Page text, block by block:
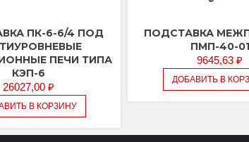
ПК-6-6/4 ПОД
ПЕЧИ ТИПА
КЭП-6
26027,00₽
В КОРЗИНУ
ПОДСТАВКА
ПМП-40-01
9645,63₽
ДОБАВИТЬ В